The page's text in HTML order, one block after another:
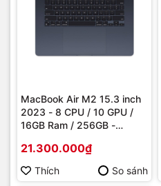
MacBook Air M2 15.3 inch
2023 - 8 CPU / 10 GPU /
16GB Ram / 256GB -
21.300.000₫
Thích So sánh